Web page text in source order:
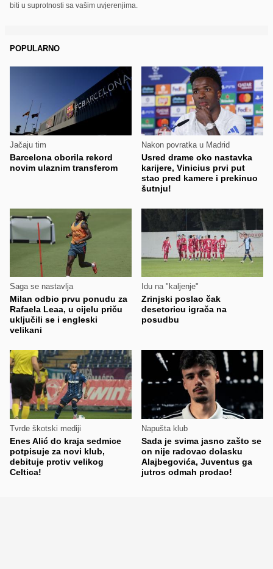
biti u suprotnosti sa vašim uvjerenjima.
POPULARNO
Jačaju tim
Barcelona oborila rekord
novim ulaznim transferom
Nakon povratka u Madrid
Usred drame oko nastavka
karijere, Vinicius prvi put
stao pred kamere i prekinuo
šutnju!
Saga se nastavlja
Milan odbio prvu ponudu za
Rafaela Leaa, u cijelu priču
uključili se i engleski
velikani
Idu na "kaljenje"
Zrinjski poslao čak
desetoricu igrača na
posudbu
Tvrde škotski mediji
Enes Alić do kraja sedmice
potpisuje za novi klub,
debituje protiv velikog
Celtica!
Napušta klub
Sada je svima jasno zašto se
on nije radovao dolasku
Alajbegovića, Juventus ga
jutros odmah prodao!